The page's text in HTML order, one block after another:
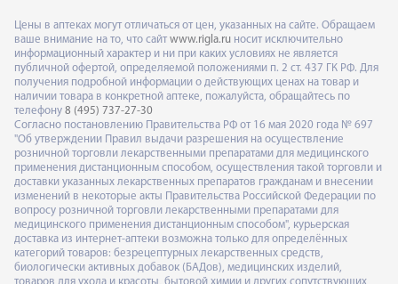
Цены в аптеках могут отличаться от цен, указанных на сайте. Обращаем
ваше внимание на то, что сайт www.rigla.ru носит исключительно
информационный характер и ни при каких условиях не является
публичной офертой, определяемой положениями п. 2 ст. 437 ГК РФ. Для
получения подробной информации о действующих ценах на товар и
наличии товара в конкретной аптеке, пожалуйста, обращайтесь по
телефону 8 (495) 737-27-30
Согласно постановлению Правительства РФ от 16 мая 2020 года № 697
"Об утверждении Правил выдачи разрешения на осуществление
розничной торговли лекарственными препаратами для медицинского
применения дистанционным способом, осуществления такой торговли и
доставки указанных лекарственных препаратов гражданам и внесении
изменений в некоторые акты Правительства Российской Федерации по
вопросу розничной торговли лекарственными препаратами для
медицинского применения дистанционным способом", курьерская
доставка из интернет-аптеки возможна только для определённых
категорий товаров: безрецептурных лекарственных средств,
биологически активных добавок (БАДов), медицинских изделий,